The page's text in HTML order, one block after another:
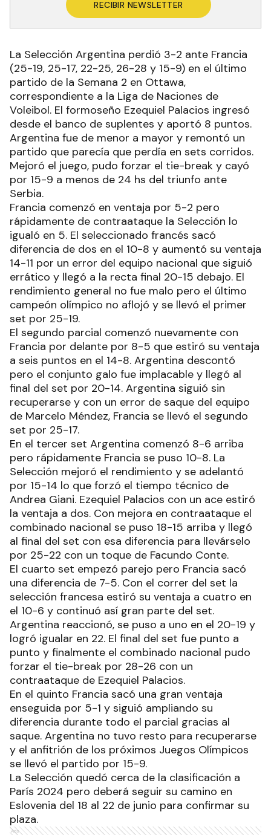
RECIBIR NEWSLETTER
La Selección Argentina perdió 3-2 ante Francia
(25-19, 25-17, 22-25, 26-28 y 15-9) en el último
partido de la Semana 2 en Ottawa,
correspondiente a la Liga de Naciones de
Voleibol. El formoseño Ezequiel Palacios ingresó
desde el banco de suplentes y aportó 8 puntos.
Argentina fue de menor a mayor y remontó un
partido que parecía que perdía en sets corridos.
Mejoró el juego, pudo forzar el tie-break y cayó
por 15-9 a menos de 24 hs del triunfo ante
Serbia.
Francia comenzó en ventaja por 5-2 pero
rápidamente de contraataque la Selección lo
igualó en 5. El seleccionado francés sacó
diferencia de dos en el 10-8 y aumentó su ventaja
14-11 por un error del equipo nacional que siguió
errático y llegó a la recta final 20-15 debajo. El
rendimiento general no fue malo pero el último
campeón olímpico no aflojó y se llevó el primer
set por 25-19.
El segundo parcial comenzó nuevamente con
Francia por delante por 8-5 que estiró su ventaja
a seis puntos en el 14-8. Argentina descontó
pero el conjunto galo fue implacable y llegó al
final del set por 20-14. Argentina siguió sin
recuperarse y con un error de saque del equipo
de Marcelo Méndez, Francia se llevó el segundo
set por 25-17.
En el tercer set Argentina comenzó 8-6 arriba
pero rápidamente Francia se puso 10-8. La
Selección mejoró el rendimiento y se adelantó
por 15-14 lo que forzó el tiempo técnico de
Andrea Giani. Ezequiel Palacios con un ace estiró
la ventaja a dos. Con mejora en contraataque el
combinado nacional se puso 18-15 arriba y llegó
al final del set con esa diferencia para llevárselo
por 25-22 con un toque de Facundo Conte.
El cuarto set empezó parejo pero Francia sacó
una diferencia de 7-5. Con el correr del set la
selección francesa estiró su ventaja a cuatro en
el 10-6 y continuó así gran parte del set.
Argentina reaccionó, se puso a uno en el 20-19 y
logró igualar en 22. El final del set fue punto a
punto y finalmente el combinado nacional pudo
forzar el tie-break por 28-26 con un
contraataque de Ezequiel Palacios.
En el quinto Francia sacó una gran ventaja
enseguida por 5-1 y siguió ampliando su
diferencia durante todo el parcial gracias al
saque. Argentina no tuvo resto para recuperarse
y el anfitrión de los próximos Juegos Olímpicos
se llevó el partido por 15-9.
La Selección quedó cerca de la clasificación a
París 2024 pero deberá seguir su camino en
Eslovenia del 18 al 22 de junio para confirmar su
plaza.
Ads